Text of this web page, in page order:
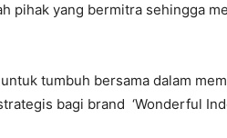
pihak yang bermitra sehingga
tumbuh bersama dalam
bagi brand ‘Wonderful